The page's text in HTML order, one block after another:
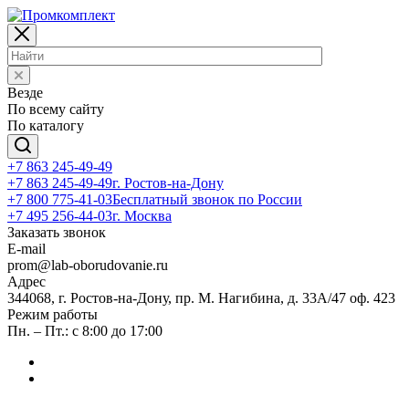
Везде
По всему сайту
По каталогу
+7 863 245-49-49
+7 863 245-49-49г. Ростов-на-Дону
+7 800 775-41-03Бесплатный звонок по России
+7 495 256-44-03г. Москва
Заказать звонок
E-mail
prom@lab-oborudovanie.ru
Адрес
344068, г. Ростов-на-Дону, пр. М. Нагибина, д. 33А/47 оф. 423
Режим работы
Пн. – Пт.: с 8:00 до 17:00